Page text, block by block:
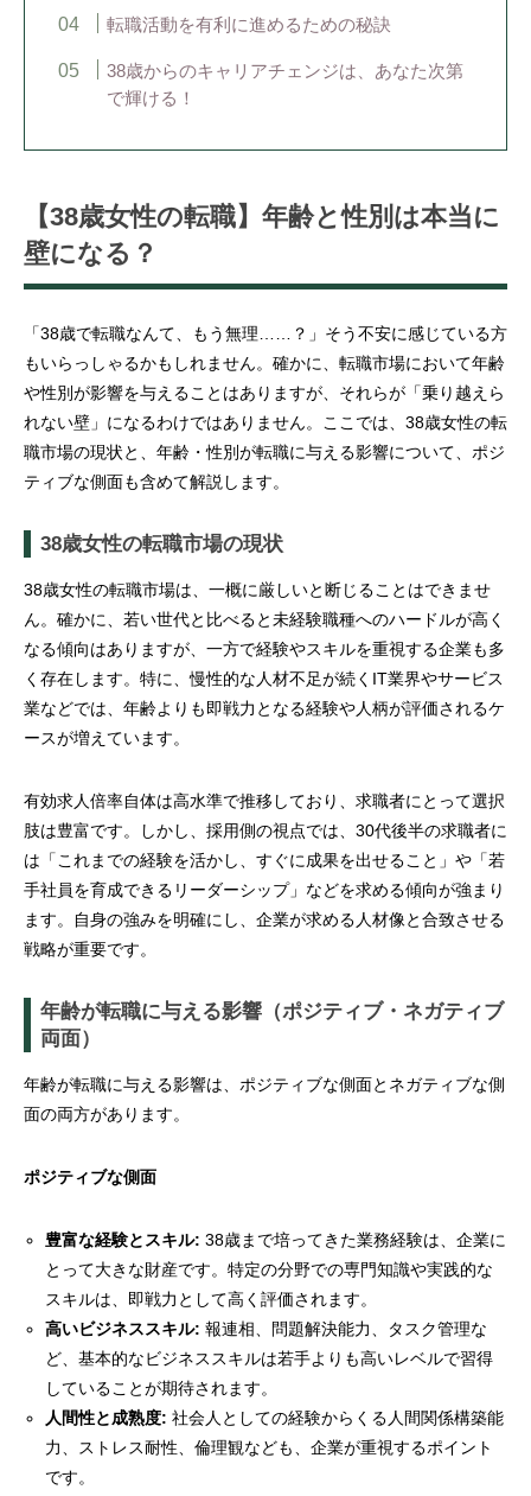
転職活動を有利に進めるための秘訣
38歳からのキャリアチェンジは、あなた次第
で輝ける！
【38歳女性の転職】年齢と性別は本当に
壁になる？
「38歳で転職なんて、もう無理……？」そう不安に感じている方
もいらっしゃるかもしれません。確かに、転職市場において年齢
や性別が影響を与えることはありますが、それらが「乗り越えら
れない壁」になるわけではありません。ここでは、38歳女性の転
職市場の現状と、年齢・性別が転職に与える影響について、ポジ
ティブな側面も含めて解説します。
38歳女性の転職市場の現状
38歳女性の転職市場は、一概に厳しいと断じることはできませ
ん。確かに、若い世代と比べると未経験職種へのハードルが高く
なる傾向はありますが、一方で経験やスキルを重視する企業も多
く存在します。特に、慢性的な人材不足が続くIT業界やサービス
業などでは、年齢よりも即戦力となる経験や人柄が評価されるケ
ースが増えています。
有効求人倍率自体は高水準で推移しており、求職者にとって選択
肢は豊富です。しかし、採用側の視点では、30代後半の求職者に
は「これまでの経験を活かし、すぐに成果を出せること」や「若
手社員を育成できるリーダーシップ」などを求める傾向が強まり
ます。自身の強みを明確にし、企業が求める人材像と合致させる
戦略が重要です。
年齢が転職に与える影響（ポジティブ・ネガティブ
両面）
年齢が転職に与える影響は、ポジティブな側面とネガティブな側
面の両方があります。
ポジティブな側面
豊富な経験とスキル: 38歳まで培ってきた業務経験は、企業に
とって大きな財産です。特定の分野での専門知識や実践的な
スキルは、即戦力として高く評価されます。
高いビジネススキル: 報連相、問題解決能力、タスク管理な
ど、基本的なビジネススキルは若手よりも高いレベルで習得
していることが期待されます。
人間性と成熟度: 社会人としての経験からくる人間関係構築能
力、ストレス耐性、倫理観なども、企業が重視するポイント
です。